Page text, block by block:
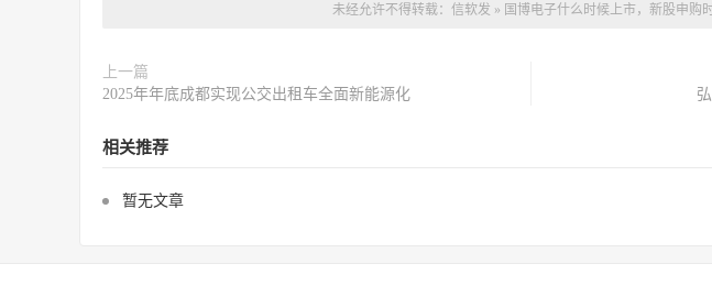
未经允许不得转载： 信软发 » 国博电子什么时候上市，新股申购
上一篇
2025年年底成都实现公交出租车全面新能源化
相关推荐
暂无文章